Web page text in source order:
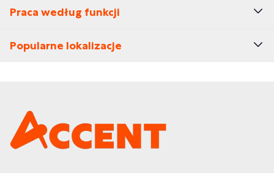
Praca według funkcji
Popularne lokalizacje